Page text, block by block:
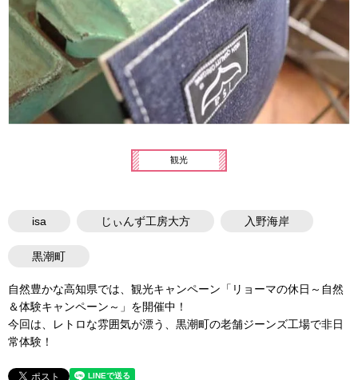
観光
isa じぃんず工房大方 入野海岸
黒潮町
自然豊かな高知県では、観光キャンペーン「リョーマの休日～自然
＆体験キャンペーン～」を開催中！
今回は、レトロな雰囲気が漂う、黒潮町の老舗ジーンズ工場で非日
常体験！